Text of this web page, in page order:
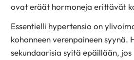
ovat eräät hormoneja erittävät
Essentielli hypertensio on
kohonneen verenpaineen syynä.
sekundaarisia syitä epäillään,